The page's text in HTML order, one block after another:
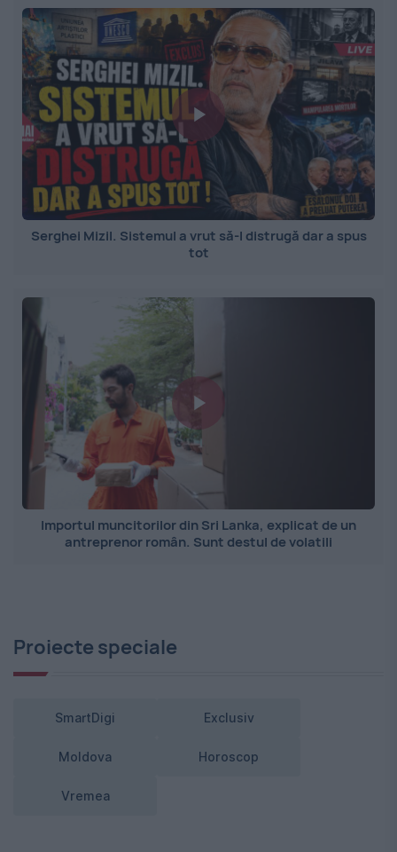
Serghei Mizil. Sistemul a vrut să-l distrugă dar a spus
tot
Importul muncitorilor din Sri Lanka, explicat de un
antreprenor român. Sunt destul de volatili
Proiecte speciale
SmartDigi Exclusiv
Moldova Horoscop
Vremea